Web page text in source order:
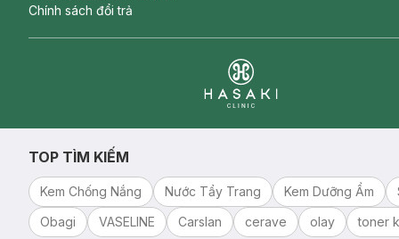
Chính sách đổi trả
TOP TÌM KIẾM
Kem Chống Nắng Nước Tẩy Trang Kem Dưỡng Ẩm
Obagi
VASELINE Carslan cerave olay toner